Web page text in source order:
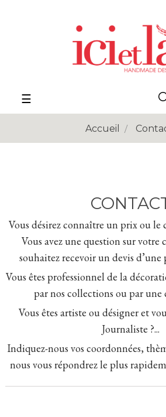
Basculer
la
☰
Accueil
Vous désirez connaître un prix ou le
Vous avez une question sur votre
souhaitez recevoir un devis d’une
Vous êtes professionnel de la
par nos collections ou par une
Vous êtes artiste ou désigner et
Journaliste ?...
Indiquez-nous vos coordonnées,
nous vous répondrez le plus